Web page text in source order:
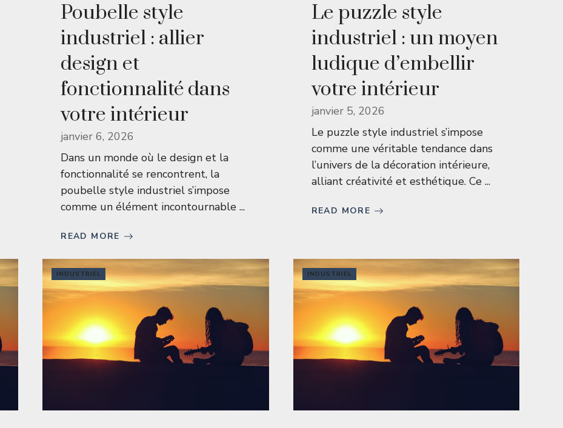
Poubelle style
industriel : allier
design et
fonctionnalité dans
votre intérieur
janvier 6, 2026
Dans un monde où le design et la
fonctionnalité se rencontrent, la
poubelle style industriel s’impose
comme un élément incontournable ...
READ MORE
Le puzzle style
industriel : un moyen
ludique d’embellir
votre intérieur
janvier 5, 2026
Le puzzle style industriel s’impose
comme une véritable tendance dans
l’univers de la décoration intérieure,
alliant créativité et esthétique. Ce ...
READ MORE
INDUSTRIEL INDUSTRIEL